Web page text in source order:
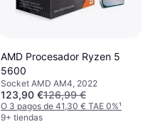
AMD Procesador Ryzen 5
5600
Socket AMD AM4, 2022
123,90 €126,99 €
O 3 pagos de 41,30 € TAE 0%¹
9+ tiendas